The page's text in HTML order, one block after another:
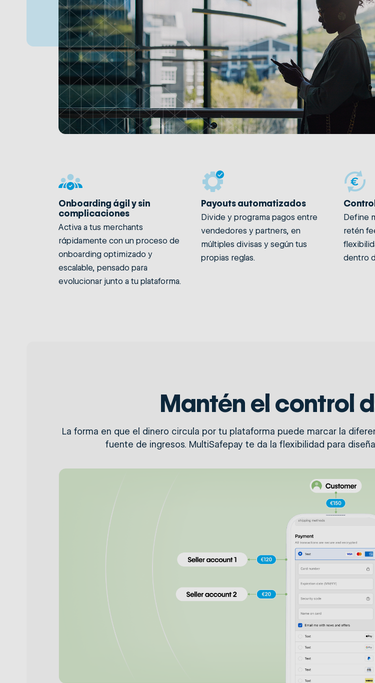
Onboarding ágil y sin
complicaciones
Activa a tus merchants
rápidamente con un proceso de
onboarding optimizado y
escalable, pensado para
evolucionar junto a tu plataforma.
Payouts automatizados
Divide y programa pagos entre
vendedores y partners, en
múltiples divisas y según tus
propias reglas.
Define
retén
dentro
Mantén el control
La forma en que el dinero circula por tu plataforma puede marcar la
fuente de ingresos. MultiSafepay te da la flexibilidad para